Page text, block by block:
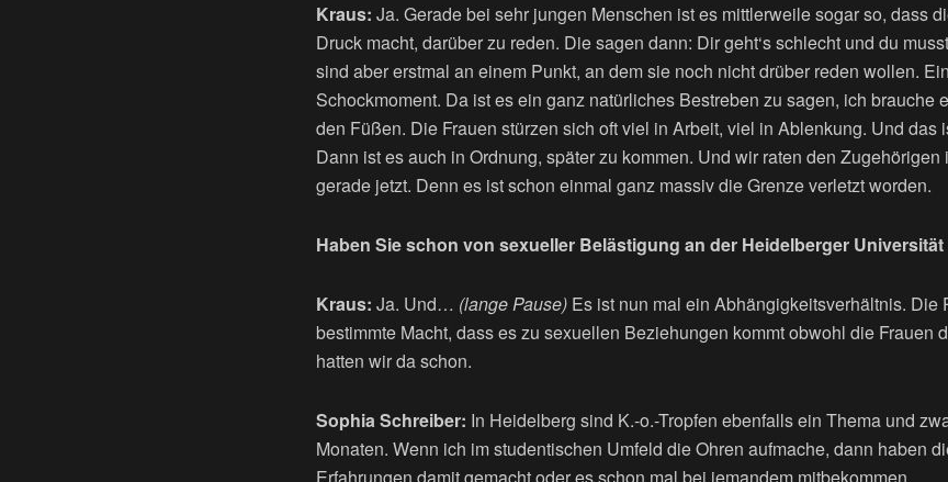
Kraus: Ja. Gerade bei sehr jungen Menschen ist es mittlerweile sogar so, dass
Druck macht, darüber zu reden. Die sagen dann: Dir geht‘s schlecht und du
sind aber erstmal an einem Punkt, an dem sie noch nicht drüber reden wollen.
Schockmoment. Da ist es ein ganz natürliches Bestreben zu sagen, ich brauche
den Füßen. Die Frauen stürzen sich oft viel in Arbeit, viel in Ablenkung. Und das
Dann ist es auch in Ordnung, später zu kommen. Und wir raten den Zugehörigen
gerade jetzt. Denn es ist schon einmal ganz massiv die Grenze verletzt worden.
Haben Sie schon von sexueller Belästigung an der Heidelberger
Kraus: Ja. Und… (lange Pause) Es ist nun mal ein Abhängigkeitsverhältnis. Die
bestimmte Macht, dass es zu sexuellen Beziehungen kommt obwohl die Frauen
hatten wir da schon.
Sophia Schreiber: In Heidelberg sind K.-o.-Tropfen ebenfalls ein Thema und
Monaten. Wenn ich im studentischen Umfeld die Ohren aufmache, dann haben